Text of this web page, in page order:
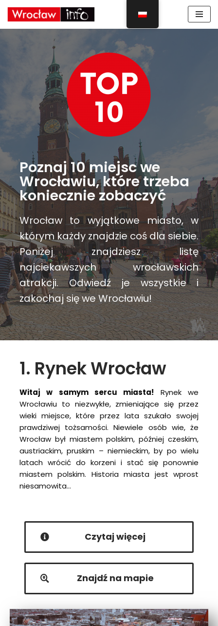
Poznaj 10 miejsc we
Wrocławiu, które trzeba
koniecznie zobaczyć
Wrocław to wyjątkowe miasto, w
którym każdy znajdzie coś dla siebie.
Poniżej znajdziesz listę
najciekawszych wrocławskich
atrakcji. Odwiedź je wszystkie i
zakochaj się we Wrocławiu!
1. Rynek Wrocław
Witaj w samym sercu miasta! Rynek we
Wrocławiu to niezwykłe, zmieniające się przez
wieki miejsce, które przez lata szukało swojej
prawdziwej tożsamości. Niewiele osób wie, że
Wrocław był miastem polskim, później czeskim,
austriackim, pruskim – niemieckim, by po wielu
latach wrócić do korzeni i stać się ponownie
miastem polskim. Historia miasta jest wprost
niesamowita…
Czytaj więcej
Znajdź na mapie